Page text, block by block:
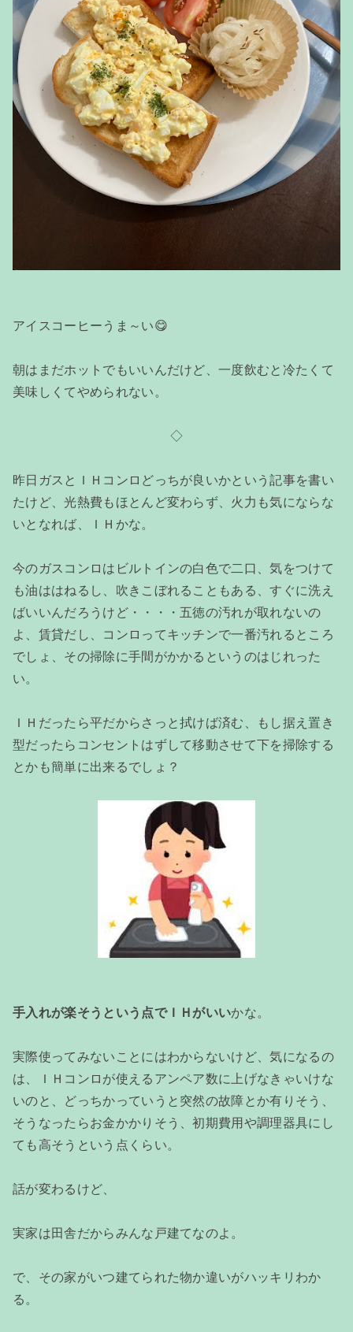
アイスコーヒーうま～い😋
朝はまだホットでもいいんだけど、一度飲むと冷たくて
美味しくてやめられない。
◇
昨日ガスとＩＨコンロどっちが良いかという記事を書い
たけど、光熱費もほとんど変わらず、火力も気にならな
いとなれば、ＩＨかな。
今のガスコンロはビルトインの白色で二口、気をつけて
も油ははねるし、吹きこぼれることもある、すぐに洗え
ばいいんだろうけど・・・・五徳の汚れが取れないの
よ、賃貸だし、コンロってキッチンで一番汚れるところ
でしょ、その掃除に手間がかかるというのはじれった
い。
ＩＨだったら平だからさっと拭けば済む、もし据え置き
型だったらコンセントはずして移動させて下を掃除する
とかも簡単に出来るでしょ？
手入れが楽そうという点でＩＨがいいかな。
実際使ってみないことにはわからないけど、気になるの
は、ＩＨコンロが使えるアンペア数に上げなきゃいけな
いのと、どっちかっていうと突然の故障とか有りそう、
そうなったらお金かかりそう、初期費用や調理器具にし
ても高そうという点くらい。
話が変わるけど、
実家は田舎だからみんな戸建てなのよ。
で、その家がいつ建てられた物か違いがハッキリわか
る。